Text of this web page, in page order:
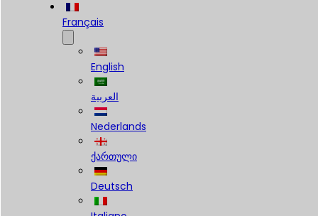
Français
English
العربية
Nederlands
ქართული
Deutsch